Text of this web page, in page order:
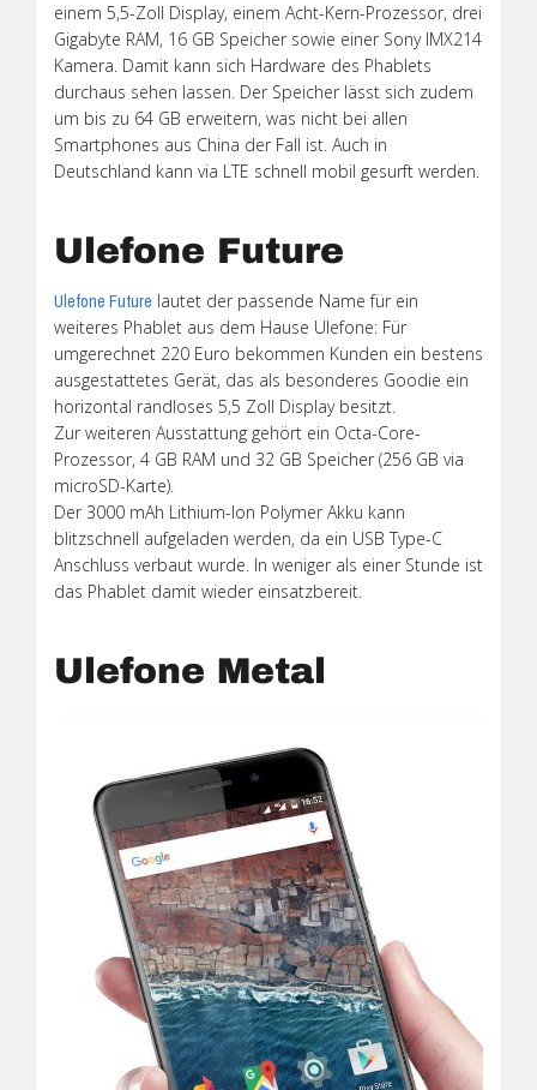
einem 5,5-Zoll Display, einem Acht-Kern-Prozessor, drei
Gigabyte RAM, 16 GB Speicher sowie einer Sony IMX214
Kamera. Damit kann sich Hardware des Phablets
durchaus sehen lassen. Der Speicher lässt sich zudem
um bis zu 64 GB erweitern, was nicht bei allen
Smartphones aus China der Fall ist. Auch in
Deutschland kann via LTE schnell mobil gesurft werden.
Ulefone Future
Ulefone Future lautet der passende Name für ein
weiteres Phablet aus dem Hause Ulefone: Für
umgerechnet 220 Euro bekommen Kunden ein bestens
ausgestattetes Gerät, das als besonderes Goodie ein
horizontal randloses 5,5 Zoll Display besitzt.
Zur weiteren Ausstattung gehört ein Octa-Core-
Prozessor, 4 GB RAM und 32 GB Speicher (256 GB via
microSD-Karte).
Der 3000 mAh Lithium-Ion Polymer Akku kann
blitzschnell aufgeladen werden, da ein USB Type-C
Anschluss verbaut wurde. In weniger als einer Stunde ist
das Phablet damit wieder einsatzbereit.
Ulefone Metal